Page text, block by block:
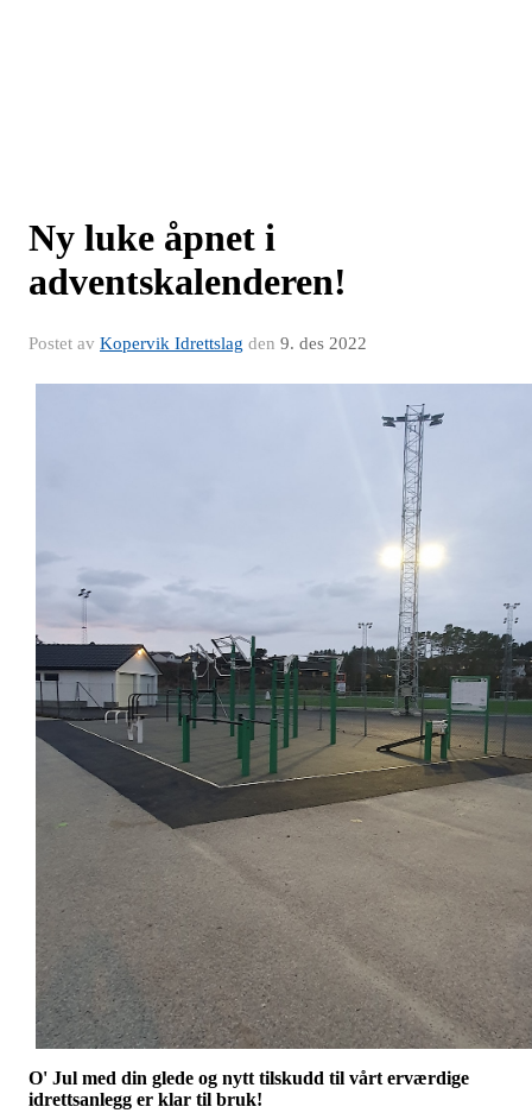
Ny luke åpnet i
adventskalenderen!
Postet av Kopervik Idrettslag den 9. des 2022
O' Jul med din glede og nytt tilskudd til vårt erværdige
idrettsanlegg er klar til bruk!